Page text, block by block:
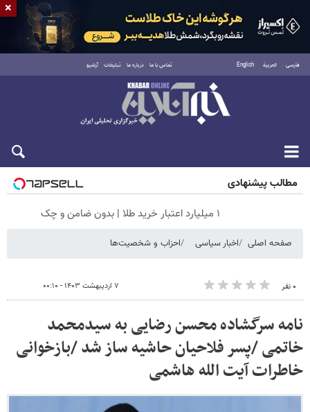
فارسی العربية English تماس با ما درباره ما تبلیغات آرشیو
شنبه ۱۷ مرداد ۱۴۰۵
مطالب پیشنهادی
۱ میلیارد اعتبار خرید طلا | بدون ضامن و چک
صفحه اصلی اخبار سیاسی احزاب و شخصیت‌ها
۰ نفر ۷ اردیبهشت ۱۴۰۳ - ۰۰:۱۰
نامه سرگشاده محسن رضایی به سیدمحمد
خاتمی /پسر فلاحیان حاشیه ساز شد /بازخوانی
خاطرات آیت الله هاشمی
×